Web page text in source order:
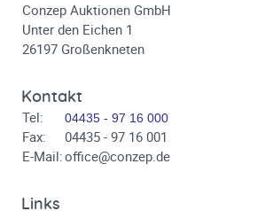
Conzep Auktionen GmbH
Unter den Eichen 1
26197 Großenkneten
Kontakt
Tel: 04435 - 97 16 000
Fax:
04435 - 97 16 001
E-Mail:office@conzep.de
Links